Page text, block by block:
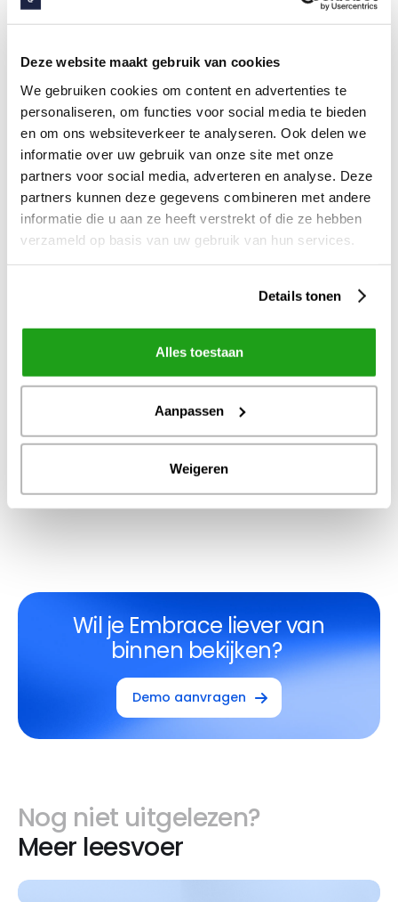
Deze website maakt gebruik van cookies
We gebruiken cookies om content en advertenties te
personaliseren, om functies voor social media te bieden
en om ons websiteverkeer te analyseren. Ook delen we
informatie over uw gebruik van onze site met onze
partners voor social media, adverteren en analyse. Deze
partners kunnen deze gegevens combineren met andere
informatie die u aan ze heeft verstrekt of die ze hebben
verzameld op basis van uw gebruik van hun services.
Details tonen
Alles toestaan
Aanpassen
Weigeren
omarm je de mogelijkheden die het biedt. Om
van elkaar te leren. Voor nieuwe manieren van
samenwerking. Want samen moeten we het doen.
Samen vormen we een nieuwe standaard.
Social
is
the
new normal
Stap in de wereld van data en ontdek hoe het social
intranet wordt gebruikt. Welke
onderzoeksmethoden
Smallingerland,woningcorporatie Accoladeen
Gezondheidscentrum Asielzoekers
Wil je Embrace liever van
binnen bekijken?
Demo aanvragen
Nog niet uitgelezen?
Meer leesvoer